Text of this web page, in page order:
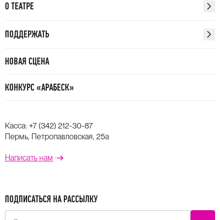
О ТЕАТРЕ
ПОДДЕРЖАТЬ
НОВАЯ СЦЕНА
КОНКУРС «АРАБЕСК»
Касса: +7 (342) 212-30-87
Пермь, Петропавловская, 25а
Написать нам
ПОДПИСАТЬСЯ НА РАССЫЛКУ